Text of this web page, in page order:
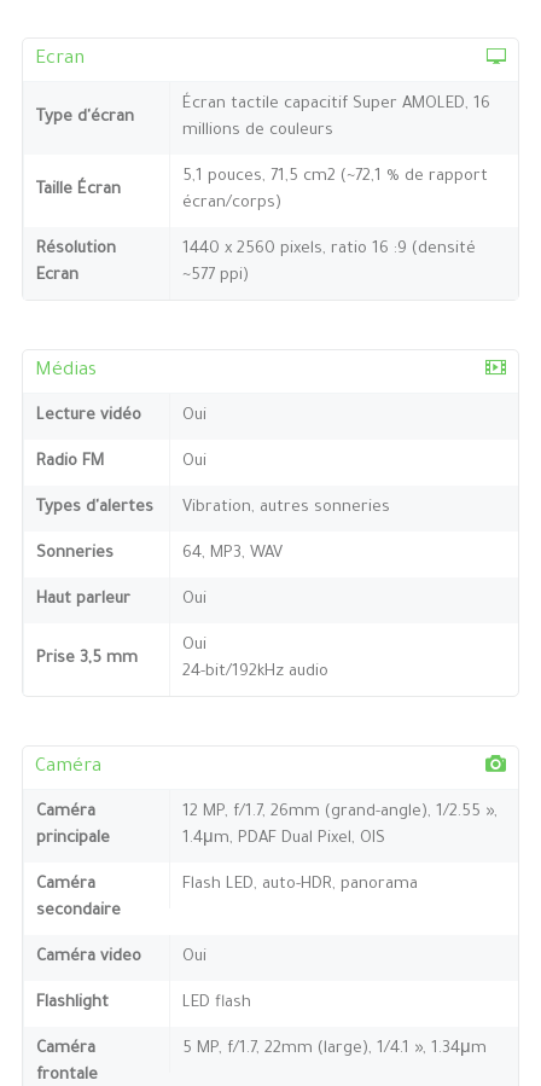
Ecran
Type d'écran
Écran tactile capacitif Super AMOLED, 16
millions de couleurs
Taille Écran
5,1 pouces, 71,5 cm2 (~72,1 % de rapport
écran/corps)
Résolution
Ecran
1440 x 2560 pixels, ratio 16 :9 (densité
~577 ppi)
Médias
Lecture vidéo Oui
Radio FM Oui
Types d'alertes Vibration, autres sonneries
Sonneries 64, MP3, WAV
Haut parleur Oui
Prise 3,5 mm
Oui
24-bit/192kHz audio
Caméra
Caméra
principale
12 MP, f/1.7, 26mm (grand-angle), 1/2.55 »,
1.4μm, PDAF Dual Pixel, OIS
Caméra
secondaire
Flash LED, auto-HDR, panorama
Caméra video Oui
Flashlight LED flash
Caméra
frontale
5 MP, f/1.7, 22mm (large), 1/4.1 », 1.34μm